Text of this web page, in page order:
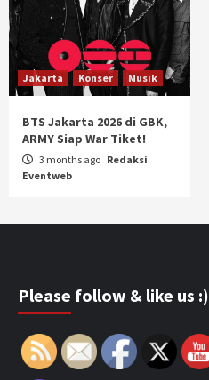
Jakarta Konser Musik
BTS Jakarta 2026 di GBK,
ARMY Siap War Tiket!
3 months ago Redaksi
Eventweb
Please follow & like us :)